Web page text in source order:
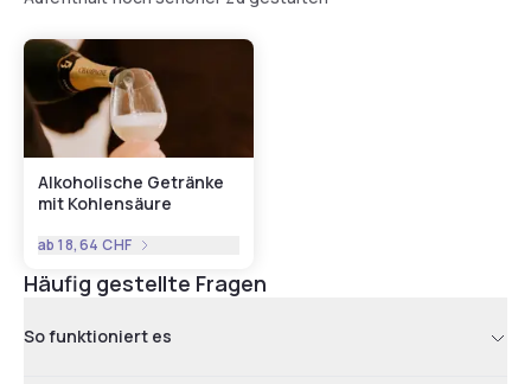
Alkoholische Getränke
mit Kohlensäure
ab18,64 CHF
Häufig gestellte Fragen
So funktioniert es